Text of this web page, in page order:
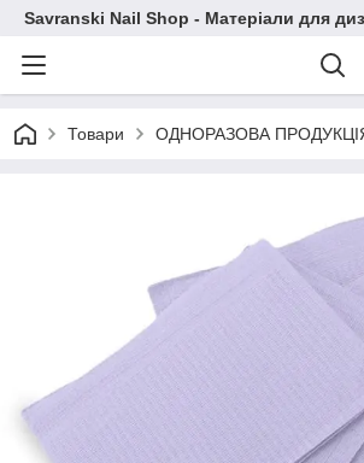
Savranski Nail Shop - Матеріали для
Товари ОДНОРАЗОВА